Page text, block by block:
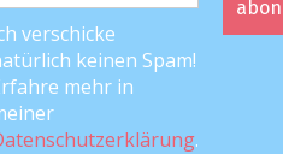
verschicke
keinen Spam!
mehr in
.